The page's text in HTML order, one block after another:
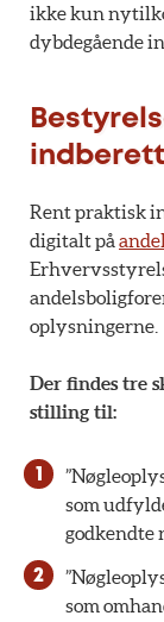
ikke kun
dybdegående
Rent praktisk
digitalt på
oplysningerne.
Der findes tre
stilling til:
som
godkendte
som